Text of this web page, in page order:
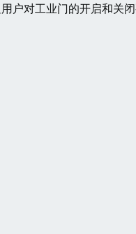
户对工业门的开启和关